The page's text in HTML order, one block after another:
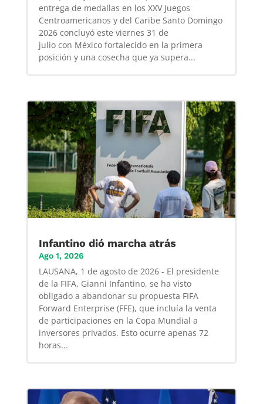
entrega de medallas en los XXV Juegos
Centroamericanos y del Caribe Santo Domingo
2026 concluyó este viernes 31 de
julio con México fortalecido en la primera
posición y una cosecha que ya supera...
Infantino dió marcha atrás
Ago 1, 2026
LAUSANA, 1 de agosto de 2026 - El presidente
de la FIFA, Gianni Infantino, se ha visto
obligado a abandonar su propuesta FIFA
Forward Enterprise (FFE), que incluía la venta
de participaciones en la Copa Mundial a
inversores privados. Esto ocurre apenas 72
horas...